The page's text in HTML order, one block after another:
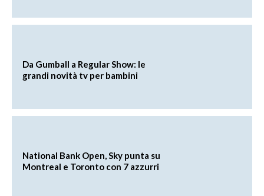
Da Gumball a Regular Show: le
grandi novità tv per bambini
National Bank Open, Sky punta su
Montreal e Toronto con 7 azzurri